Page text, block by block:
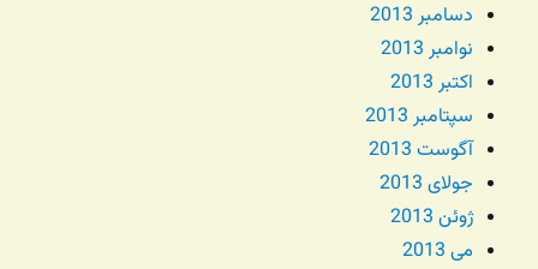
دسامبر 2013
نوامبر 2013
اکتبر 2013
سپتامبر 2013
آگوست 2013
جولای 2013
ژوئن 2013
می 2013